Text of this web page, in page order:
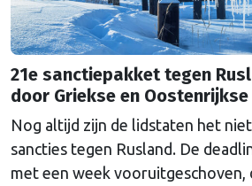
21e sanctiepakket tegen
door Griekse en
Nog altijd zijn de lidstaten het
sancties tegen Rusland. De
met een week vooruitgeschoven,